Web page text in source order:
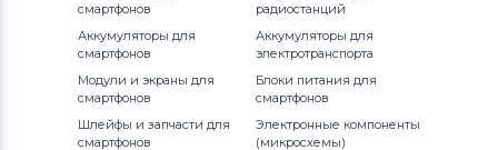
Аккумуляторы для смартфонов
Lenovo
Аккумуляторы для смартфонов
Motorola
смартфонов
Аккумуляторы для
смартфонов
Модули и экраны для
смартфонов
Шлейфы и запчасти для
смартфонов
радиостанций
Аккумуляторы для
электротранспорта
Блоки питания для
смартфонов
Электронные компоненты
(микросхемы)